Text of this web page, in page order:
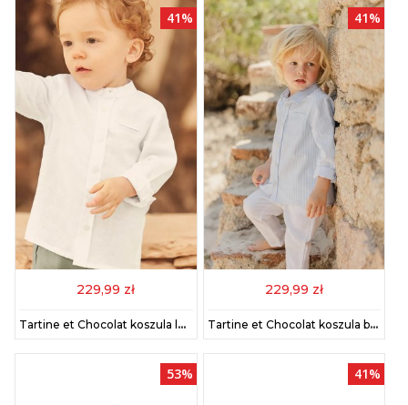
41%
229,99 zł
Tartine et Chocolat koszula lniana dziecięca kolor biały CA12051
41%
229,99 zł
Tartine et Chocolat koszula bawełniana dziecięca kolor niebieski CA12081
53% 41%